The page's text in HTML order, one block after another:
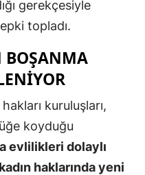
Gümüşhane
Hatay
gerekçesiyle
topladı.
BOŞANMA
kuruluşları,
koyduğu
evlilikleri dolaylı
haklarında yeni